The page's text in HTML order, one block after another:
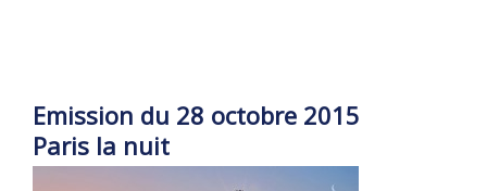
Emission du 28 octobre 2015
Paris la nuit